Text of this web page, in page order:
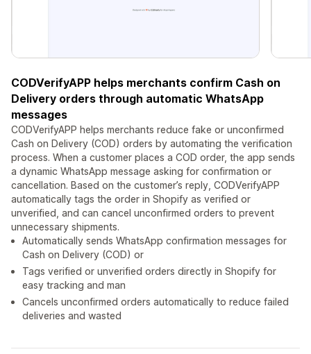
CODVerifyAPP helps merchants confirm Cash on
Delivery orders through automatic WhatsApp
messages
CODVerifyAPP helps merchants reduce fake or unconfirmed
Cash on Delivery (COD) orders by automating the verification
process. When a customer places a COD order, the app sends
a dynamic WhatsApp message asking for confirmation or
cancellation. Based on the customer’s reply, CODVerifyAPP
automatically tags the order in Shopify as verified or
unverified, and can cancel unconfirmed orders to prevent
unnecessary shipments.
Automatically sends WhatsApp confirmation messages for
Cash on Delivery (COD) or
Tags verified or unverified orders directly in Shopify for
easy tracking and man
Cancels unconfirmed orders automatically to reduce failed
deliveries and wasted